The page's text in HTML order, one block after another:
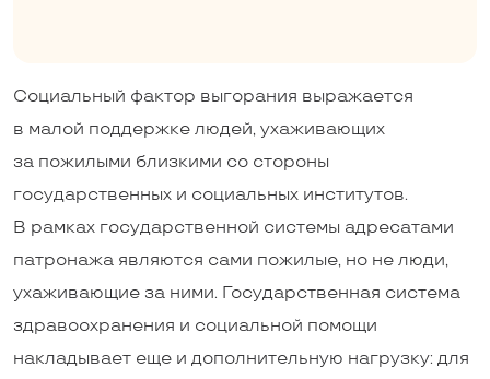
Социальный фактор выгорания выражается
в малой поддержке людей, ухаживающих
за пожилыми близкими со стороны
государственных и социальных институтов.
В рамках государственной системы адресатами
патронажа являются сами пожилые, но не люди,
ухаживающие за ними. Государственная система
здравоохранения и социальной помощи
накладывает еще и дополнительную нагрузку: для